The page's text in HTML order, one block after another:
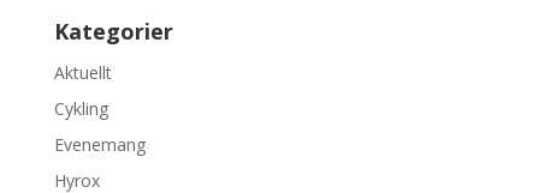
Kategorier
Aktuellt
Cykling
Evenemang
Hyrox